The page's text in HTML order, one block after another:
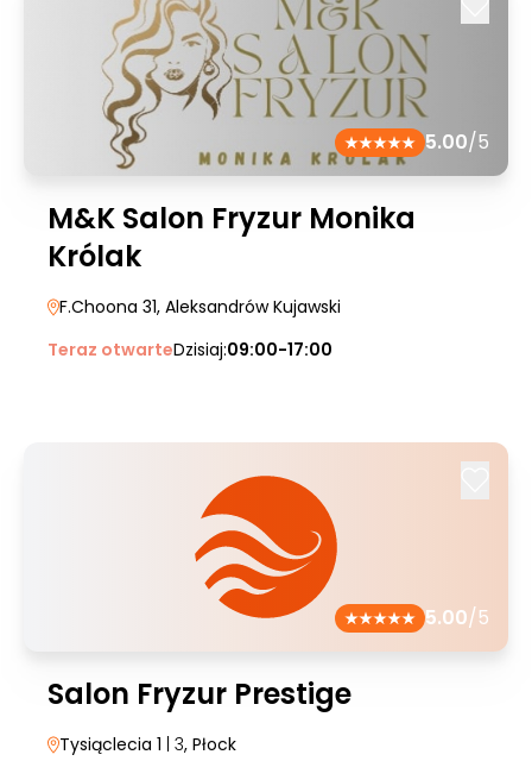
5.00/5
M&K Salon Fryzur Monika
Królak
F.Choona 31, Aleksandrów Kujawski
Teraz otwarteDzisiaj:09:00-17:00
5.00/5
Salon Fryzur Prestige
Tysiąclecia 1 | 3, Płock